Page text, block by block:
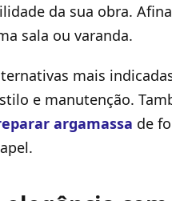
da sua obra.
sala ou varanda.
mais
e manutenção.
argamassa de